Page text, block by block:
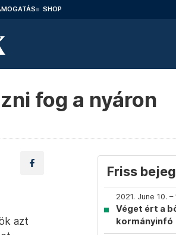
SHOP
fog a nyáron
azt
Friss
2021. June 10. –
Véget ért a
kormányinfó